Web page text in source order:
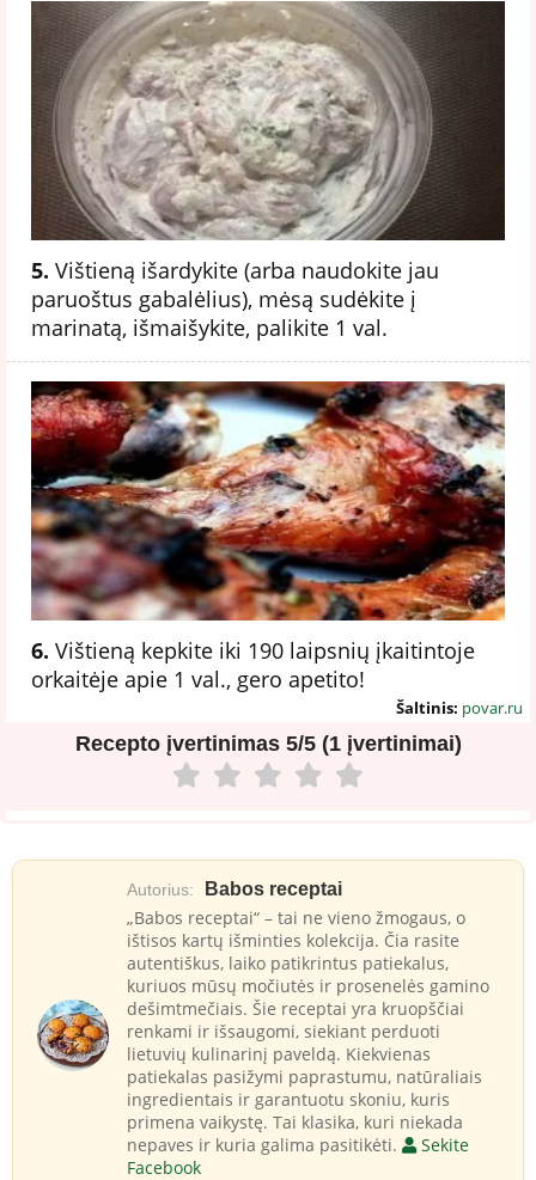
5. Vištieną išardykite (arba naudokite jau
paruoštus gabalėlius), mėsą sudėkite į
marinatą, išmaišykite, palikite 1 val.
6. Vištieną kepkite iki 190 laipsnių įkaitintoje
orkaitėje apie 1 val., gero apetito!
Šaltinis: povar.ru
Recepto įvertinimas 5/5 (1 įvertinimai)
Autorius: Babos receptai
„Babos receptai“ – tai ne vieno žmogaus, o
ištisos kartų išminties kolekcija. Čia rasite
autentiškus, laiko patikrintus patiekalus,
kuriuos mūsų močiutės ir prosenelės gamino
dešimtmečiais. Šie receptai yra kruopščiai
renkami ir išsaugomi, siekiant perduoti
lietuvių kulinarinį paveldą. Kiekvienas
patiekalas pasižymi paprastumu, natūraliais
ingredientais ir garantuotu skoniu, kuris
primena vaikystę. Tai klasika, kuri niekada
nepaves ir kuria galima pasitikėti.
Sekite
Facebook